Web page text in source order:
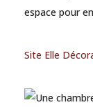
espace pour
Site Elle